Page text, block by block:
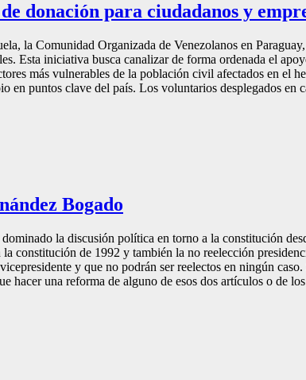
donación para ciudadanos y
la Comunidad Organizada de Venezolanos en
Esta iniciativa busca canalizar de forma ordenada el
más vulnerables de la población civil afectados en el
en puntos clave del país. Los voluntarios desplegados en
Bogado
la discusión política en torno a la constitución
constitución de 1992 y también la no reelección
y que no podrán ser reelectos en ningún
hacer una reforma de alguno de esos dos artículos o de